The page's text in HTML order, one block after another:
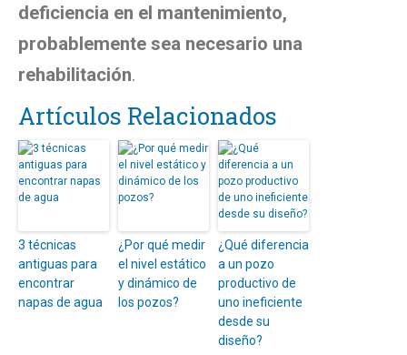
deficiencia en el mantenimiento,
probablemente sea necesario una
rehabilitación.
Artículos Relacionados
3 técnicas
antiguas para
encontrar
napas de agua
¿Por qué medir
el nivel estático
y dinámico de
los pozos?
¿Qué diferencia
a un pozo
productivo de
uno ineficiente
desde su
diseño?